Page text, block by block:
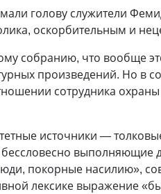
голову служители
оскорбительным и
собранию, что вообще
произведений. Но в
сотрудника
источники —
выполняющие
покорные насилию»,
лексике выражение